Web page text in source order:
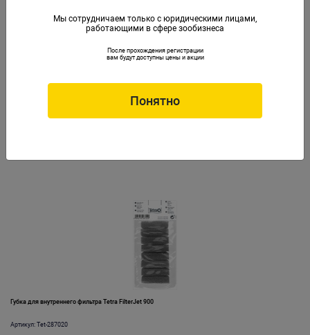
Губка для внутреннего фильтра Tetra FilterJet 900
Артикул: Tet-287020
Мы сотрудничаем только с юридическими лицами,
работающими в сфере зообизнеса
После прохождения регистрации
вам будут доступны цены и акции
Понятно